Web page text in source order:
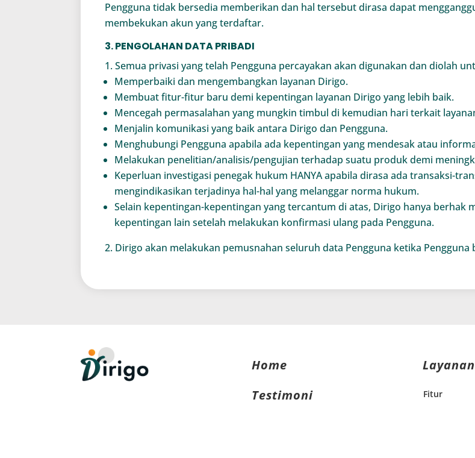
Pengguna tidak bersedia memberikan dan hal tersebut dirasa dapat
membekukan akun yang terdaftar.
3. PENGOLAHAN DATA PRIBADI
Semua privasi yang telah Pengguna percayakan akan digunakan dan diolah
Memperbaiki dan mengembangkan layanan Dirigo.
Membuat fitur-fitur baru demi kepentingan layanan Dirigo yang lebih baik.
Mencegah permasalahan yang mungkin timbul di kemudian hari terkait
Menjalin komunikasi yang baik antara Dirigo dan Pengguna.
Menghubungi Pengguna apabila ada kepentingan yang mendesak atau
Melakukan penelitian/analisis/pengujian terhadap suatu produk demi
Keperluan investigasi penegak hukum HANYA apabila dirasa ada transaksi-
mengindikasikan terjadinya hal-hal yang melanggar norma hukum.
Selain kepentingan-kepentingan yang tercantum di atas, Dirigo hanya berhak
kepentingan lain setelah melakukan konfirmasi ulang pada Pengguna.
Dirigo akan melakukan pemusnahan seluruh data Pengguna ketika
Home
Testimoni
Layanan
Fitur